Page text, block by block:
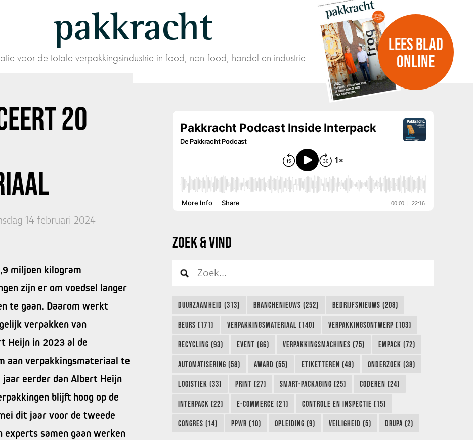
pakkracht
voor de totale verpakkingsindustrie in food, non-food, handel en industrie
LEES BLAD
ONLINE
20
14 februari 2024
miljoen kilogram
zijn er om voedsel langer
te gaan. Daarom werkt
verpakken van
Heijn in 2023 al de
aan verpakkingsmateriaal te
eerder dan Albert Heijn
blijft hoog op de
dit jaar voor de tweede
experts samen gaan werken
ZOEK & VIND
DUURZAAMHEID (313) BRANCHENIEUWS (252) BEDRIJFSNIEUWS (208)
BEURS (171) VERPAKKINGSMATERIAAL (140) VERPAKKINGSONTWERP (103)
RECYCLING (93) EVENT (86) VERPAKKINGSMACHINES (75) EMPACK (72)
AUTOMATISERING (58) AWARD (55) ETIKETTEREN (48) ONDERZOEK (38)
LOGISTIEK (33) PRINT (27) SMART-PACKAGING (25) CODEREN (24)
INTERPACK (22) E-COMMERCE (21) CONTROLE EN INSPECTIE (15)
CONGRES (14) PPWR (10) OPLEIDING (9) VEILIGHEID (5) DRUPA (2)